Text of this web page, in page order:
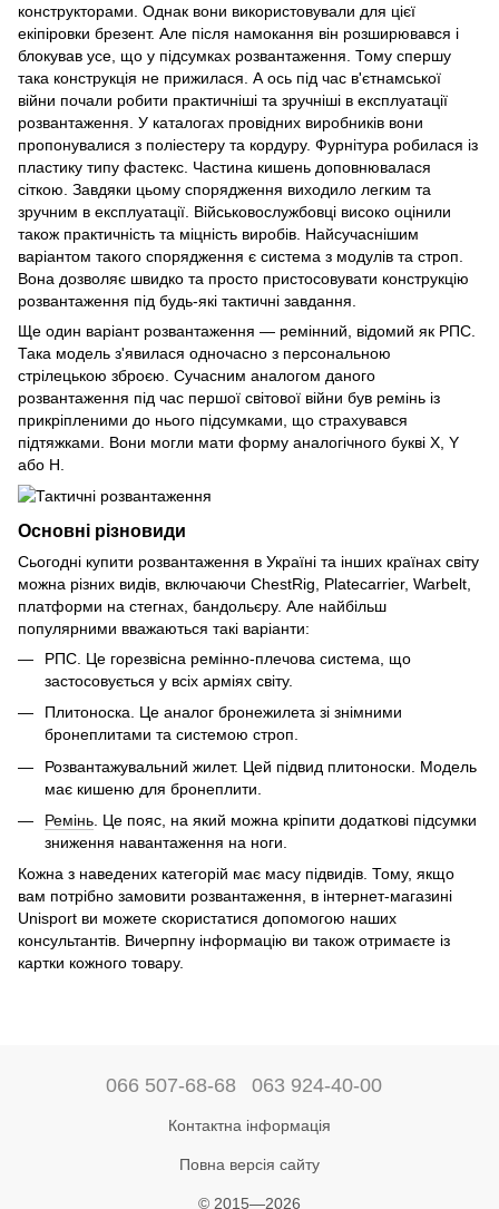
конструкторами. Однак вони використовували для цієї
екіпіровки брезент. Але після намокання він розширювався і
блокував усе, що у підсумках розвантаження. Тому спершу
така конструкція не прижилася. А ось під час в'єтнамської
війни почали робити практичніші та зручніші в експлуатації
розвантаження. У каталогах провідних виробників вони
пропонувалися з поліестеру та кордуру. Фурнітура робилася із
пластику типу фастекс. Частина кишень доповнювалася
сіткою. Завдяки цьому спорядження виходило легким та
зручним в експлуатації. Військовослужбовці високо оцінили
також практичність та міцність виробів. Найсучаснішим
варіантом такого спорядження є система з модулів та строп.
Вона дозволяє швидко та просто пристосовувати конструкцію
розвантаження під будь-які тактичні завдання.
Ще один варіант розвантаження — ремінний, відомий як РПС.
Така модель з'явилася одночасно з персональною
стрілецькою зброєю. Сучасним аналогом даного
розвантаження під час першої світової війни був ремінь із
прикріпленими до нього підсумками, що страхувався
підтяжками. Вони могли мати форму аналогічного букві X, Y
або H.
Основні різновиди
Сьогодні купити розвантаження в Україні та інших країнах світу
можна різних видів, включаючи ChestRig, Platecarrier, Warbelt,
платформи на стегнах, бандольєру. Але найбільш
популярними вважаються такі варіанти:
РПС. Це горезвісна ремінно-плечова система, що
застосовується у всіх арміях світу.
Плитоноска. Це аналог бронежилета зі знімними
бронеплитами та системою строп.
Розвантажувальний жилет. Цей підвид плитоноски. Модель
має кишеню для бронеплити.
Ремінь . Це пояс, на який можна кріпити додаткові підсумки
зниження навантаження на ноги.
Кожна з наведених категорій має масу підвидів. Тому, якщо
вам потрібно замовити розвантаження, в інтернет-магазині
Unisport ви можете скористатися допомогою наших
консультантів. Вичерпну інформацію ви також отримаєте із
картки кожного товару.
066 507-68-68 063 924-40-00
Контактна інформація
Повна версія сайту
© 2015—2026